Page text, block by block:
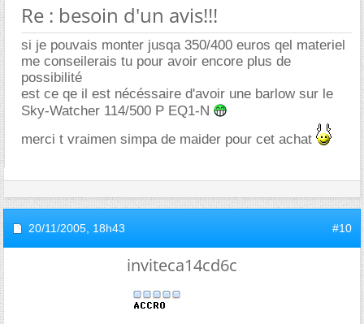
Re : besoin d'un avis!!!
si je pouvais monter jusqa 350/400 euros qel materiel
me conseilerais tu pour avoir encore plus de
possibilité
est ce qe il est nécéssaire d'avoir une barlow sur le
Sky-Watcher 114/500 P EQ1-N
merci t vraimen simpa de maider pour cet achat
20/11/2005, 18h43 #10
inviteca14cd6c